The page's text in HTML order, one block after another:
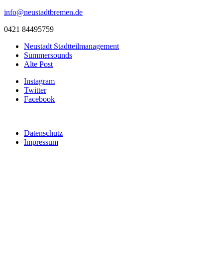
info@neustadtbremen.de
0421 84495759
Neustadt Stadtteilmanagement
Summersounds
Alte Post
Instagram
Twitter
Facebook
Datenschutz
Impressum